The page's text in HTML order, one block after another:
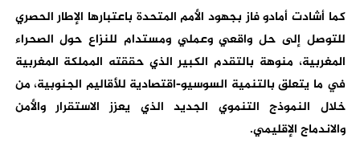
كما أشادت أمادو فاز بجهود الأمم المتحدة باعتبارها الإطار الحصري
للتوصل إلى حل واقعي وعملي ومستدام للنزاع حول الصحراء
المغربية، منوهة بالتقدم الكبير الذي حققته المملكة المغربية
في ما يتعلق بالتنمية السوسيو-اقتصادية للأقاليم الجنوبية، من
خلال النموذج التنموي الجديد الذي يعزز الاستقرار والأمن
والاندماج الإقليمي.